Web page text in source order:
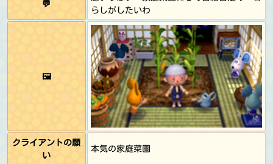
💬
らしがしたいわ
🖼️
クライアントの願
い
本気の家庭菜園